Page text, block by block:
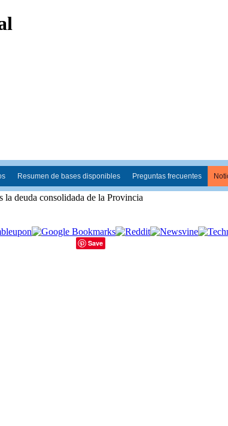
Resumen de bases disponibles Preguntas frecuentes
deuda consolidada de la Provincia
Save